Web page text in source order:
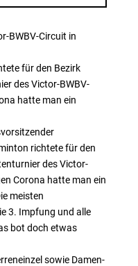
BWBV-Circuit in
für den Bezirk
des Victor-BWBV-
hatte man ein
richtete für den
des Victor-
Corona hatte man ein
meisten
3. Impfung und alle
bot doch etwas
sowie Damen-